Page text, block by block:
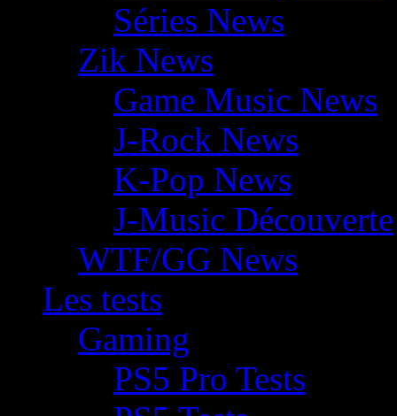
Séries News
Zik News
Game Music News
J-Rock News
K-Pop News
J-Music Découverte
WTF/GG News
Les tests
Gaming
PS5 Pro Tests